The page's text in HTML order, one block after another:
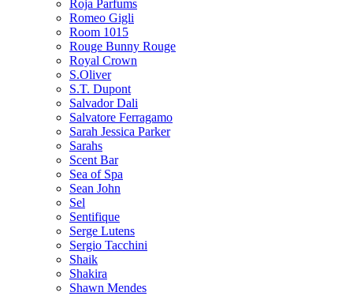
Roja Parfums
Romeo Gigli
Room 1015
Rouge Bunny Rouge
Royal Crown
S.Oliver
S.T. Dupont
Salvador Dali
Salvatore Ferragamo
Sarah Jessica Parker
Sarahs
Scent Bar
Sea of Spa
Sean John
Sel
Sentifique
Serge Lutens
Sergio Tacchini
Shaik
Shakira
Shawn Mendes